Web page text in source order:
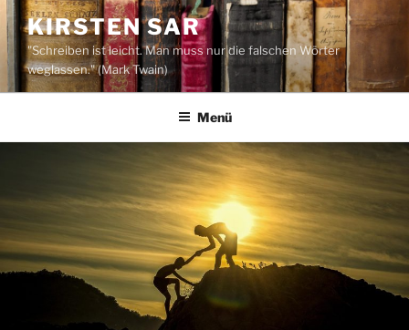
Zum
Inhalt
springen
KIRSTEN SAR
"Schreiben ist leicht. Man muss nur die falschen Wörter
weglassen." (Mark Twain)
Menü